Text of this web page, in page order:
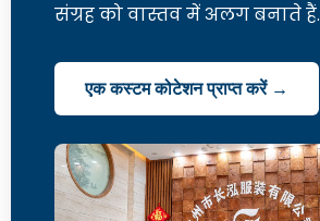
संग्रह को वास्तव में अलग बनाते हैं.
एक कस्टम कोटेशन प्राप्त करें →